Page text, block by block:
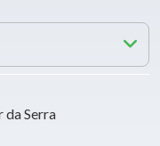
da Serra